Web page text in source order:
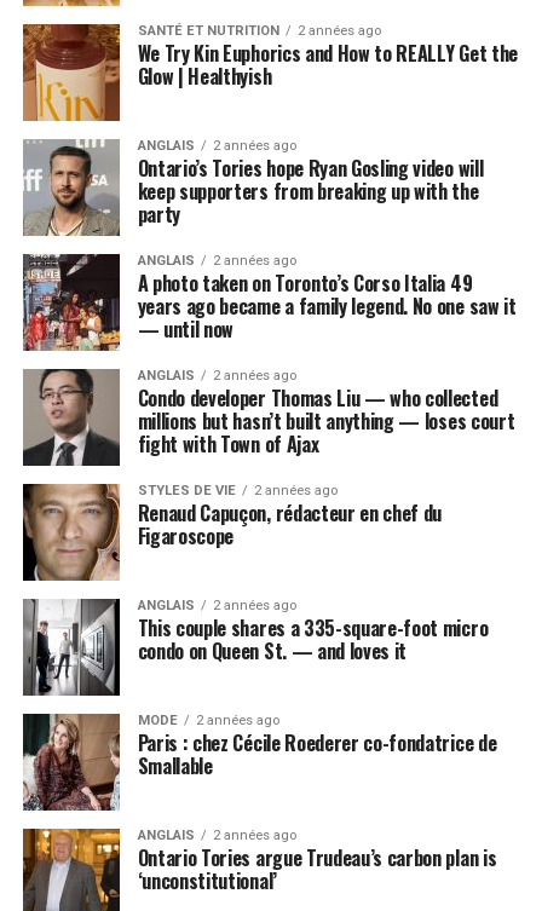
SANTÉ ET NUTRITION 2 années ago
We Try Kin Euphorics and How to REALLY Get the
Glow | Healthyish
ANGLAIS 2 années ago
Ontario’s Tories hope Ryan Gosling video will
keep supporters from breaking up with the
party
ANGLAIS 2 années ago
A photo taken on Toronto’s Corso Italia 49
years ago became a family legend. No one saw it
— until now
ANGLAIS 2 années ago
Condo developer Thomas Liu — who collected
millions but hasn’t built anything — loses court
fight with Town of Ajax
STYLES DE VIE 2 années ago
Renaud Capuçon, rédacteur en chef du
Figaroscope
ANGLAIS 2 années ago
This couple shares a 335-square-foot micro
condo on Queen St. — and loves it
MODE 2 années ago
Paris : chez Cécile Roederer co-fondatrice de
Smallable
ANGLAIS 2 années ago
Ontario Tories argue Trudeau’s carbon plan is
‘unconstitutional’